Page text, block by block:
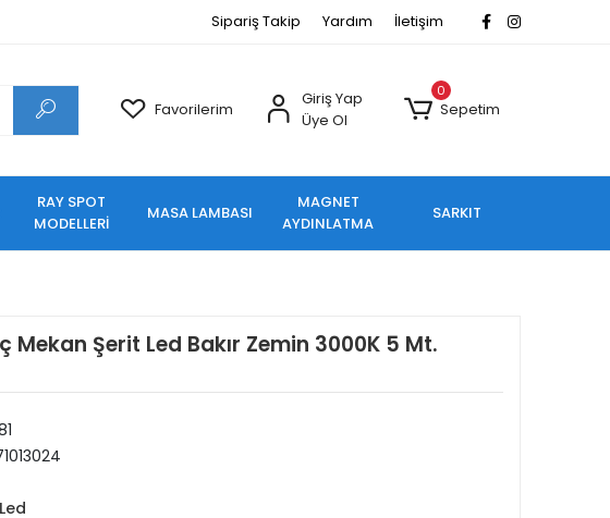
Sipariş Takip Yardım İletişim
Favorilerim
Giriş Yap
Üye Ol
0
Sepetim
RAY SPOT
MODELLERİ
MASA LAMBASI
MAGNET
AYDINLATMA
SARKIT
Mekan Şerit Led Bakır Zemin 3000K 5 Mt.